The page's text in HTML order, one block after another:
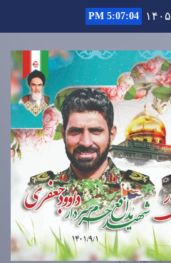
5:07:04 PM